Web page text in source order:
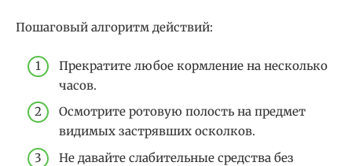
Пошаговый алгоритм действий:
Прекратите любое кормление на несколько
часов.
Осмотрите ротовую полость на предмет
видимых застрявших осколков.
Не давайте слабительные средства без